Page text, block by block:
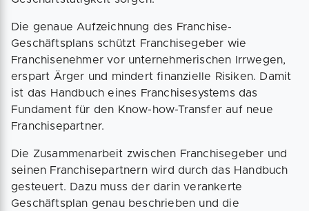
Die genaue Aufzeichnung des Franchise-
Geschäftsplans schützt Franchisegeber wie
Franchisenehmer vor unternehmerischen Irrwegen,
erspart Ärger und mindert finanzielle Risiken. Damit
ist das Handbuch eines Franchisesystems das
Fundament für den Know-how-Transfer auf neue
Franchisepartner.
Die Zusammenarbeit zwischen Franchisegeber und
seinen Franchisepartnern wird durch das Handbuch
gesteuert. Dazu muss der darin verankerte
Geschäftsplan genau beschrieben und die